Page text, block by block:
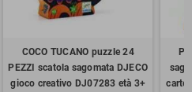
COCO TUCANO puzzle 24
PEZZI scatola sagomata DJECO
gioco creativo DJ07283 età 3+